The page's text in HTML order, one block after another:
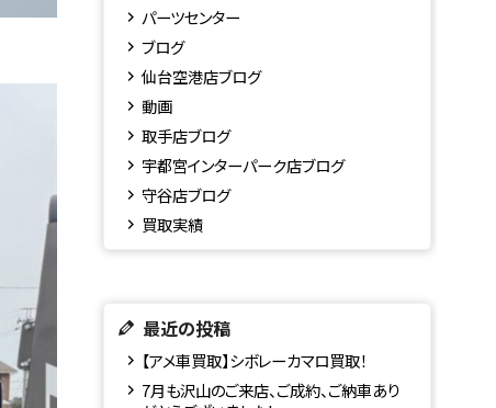
パーツセンター
ブログ
仙台空港店ブログ
動画
取手店ブログ
宇都宮インターパーク店ブログ
守谷店ブログ
買取実績
最近の投稿
【アメ車買取】シボレーカマロ買取！
7月も沢山のご来店、ご成約、ご納車あり